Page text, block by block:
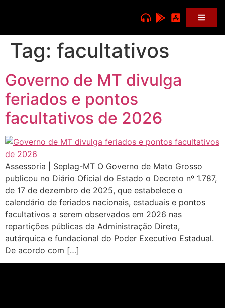
Tag: facultativos
Governo de MT divulga
feriados e pontos
facultativos de 2026
Assessoria | Seplag-MT O Governo de Mato Grosso
publicou no Diário Oficial do Estado o Decreto nº 1.787,
de 17 de dezembro de 2025, que estabelece o
calendário de feriados nacionais, estaduais e pontos
facultativos a serem observados em 2026 nas
repartições públicas da Administração Direta,
autárquica e fundacional do Poder Executivo Estadual.
De acordo com […]